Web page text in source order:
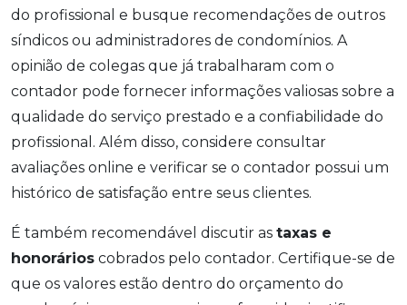
do profissional e busque recomendações de outros
síndicos ou administradores de condomínios. A
opinião de colegas que já trabalharam com o
contador pode fornecer informações valiosas sobre a
qualidade do serviço prestado e a confiabilidade do
profissional. Além disso, considere consultar
avaliações online e verificar se o contador possui um
histórico de satisfação entre seus clientes.
É também recomendável discutir as taxas e
honorários cobrados pelo contador. Certifique-se de
que os valores estão dentro do orçamento do